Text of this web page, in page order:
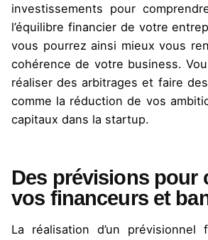
investissements pour
l’équilibre financier de votre
vous pourrez ainsi mieux vous
cohérence de votre business.
réaliser des arbitrages et faire
comme la réduction de vos
capitaux dans la startup.
Des prévisions pour
vos financeurs et
La réalisation d’un prévisionnel